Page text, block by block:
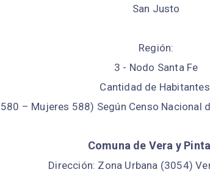
San Justo
Región:
3 - Nodo Santa Fe
Cantidad de
– Mujeres 588) Según Censo Nacional
Comuna de Vera y
Dirección: Zona Urbana (3054)